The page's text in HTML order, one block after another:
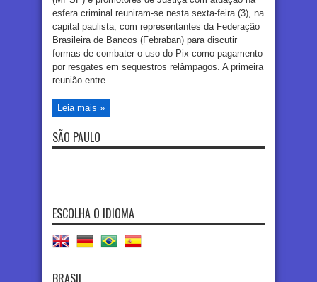
esfera criminal reuniram-se nesta sexta-feira (3), na
capital paulista, com representantes da Federação
Brasileira de Bancos (Febraban) para discutir
formas de combater o uso do Pix como pagamento
por resgates em sequestros relâmpagos. A primeira
reunião entre ...
Leia mais »
SÃO PAULO
ESCOLHA O IDIOMA
BRASIL